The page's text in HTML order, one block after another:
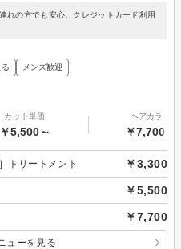
れの方でも安心。クレジットカード利用
メンズ歓迎
カット単価
￥5,500～
ヘアカラー
￥7,700～
トリートメント ￥3,300
￥5,500
￥7,700
ューを見る